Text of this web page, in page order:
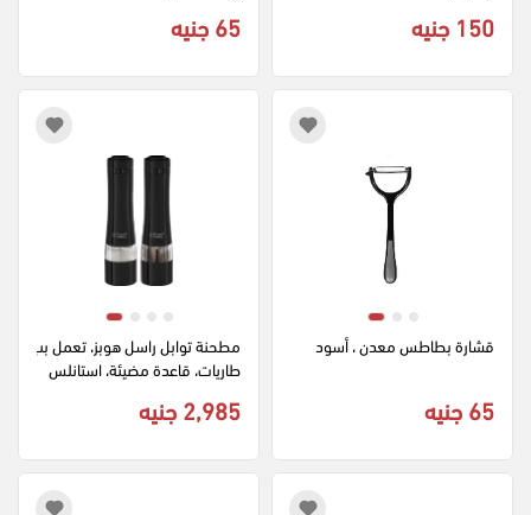
150 جنيه 65 جنيه
قشارة بطاطس معدن ، أسود
65 جنيه
مطحنة توابل راسل هوبز، تعمل بب
2,985 جنيه